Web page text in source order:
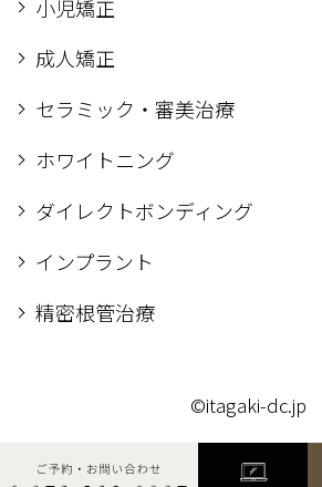
小児矯正
成人矯正
セラミック・審美治療
ホワイトニング
ダイレクトボンディング
インプラント
精密根管治療
©itagaki-dc.jp